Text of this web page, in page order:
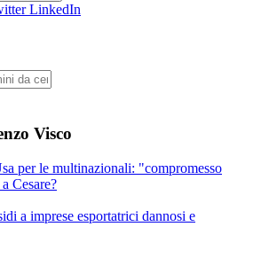
LinkedIn
Visco
per le multinazionali: "compromesso
Cesare?
a imprese esportatrici dannosi e